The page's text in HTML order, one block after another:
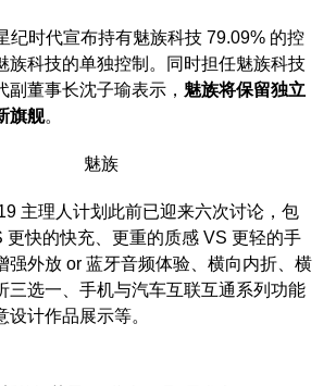
时代宣布持有魅族科技 79.09% 的控
族科技的单独控制。同时担任魅族科技
副董事长沈子瑜表示， 魅族将保留独立
旗舰。
理人计划此前已迎来六次讨论，包
更快的快充、更重的质感 VS 更轻的手
强外放 or 蓝牙音频体验、横向内折、横
三选一、手机与汽车互联互通系列功能
计作品展示等。